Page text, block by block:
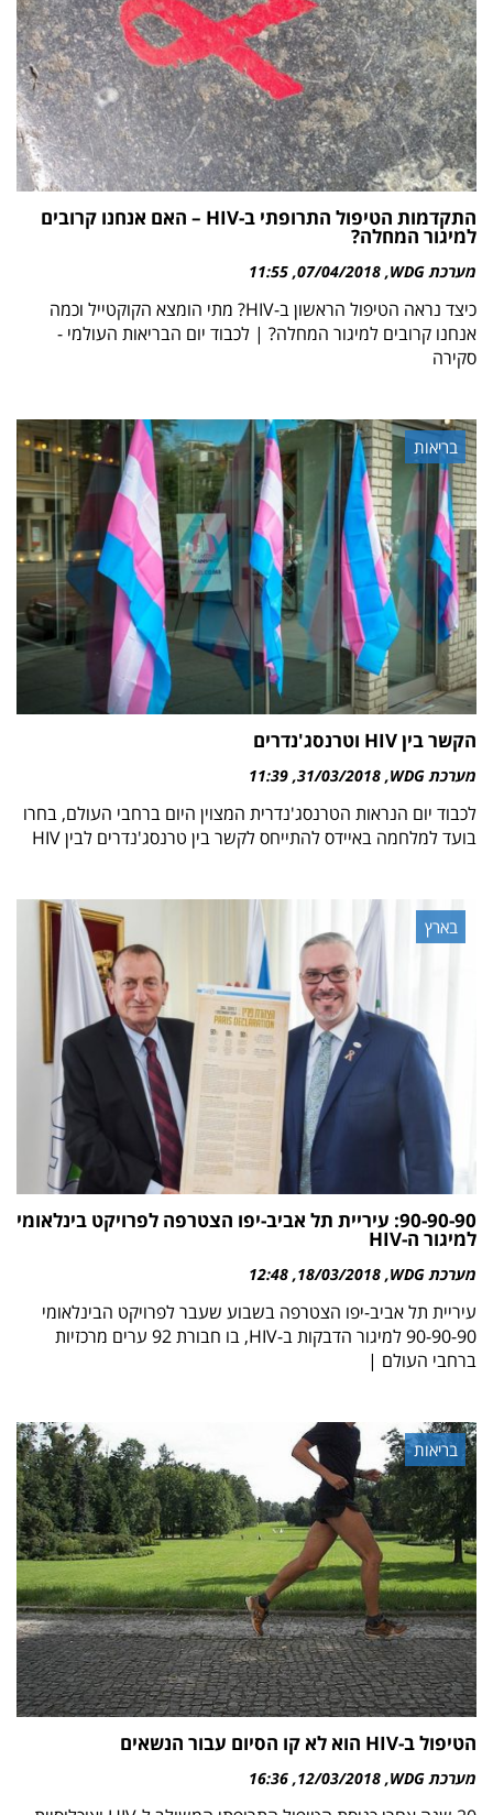
התקדמות הטיפול התרופתי ב-HIV – האם אנחנו קרובים
למיגור המחלה?
מערכת WDG 07/04/2018
11:55
כיצד נראה הטיפול הראשון ב-HIV? מתי הומצא הקוקטייל וכמה
אנחנו קרובים למיגור המחלה? | לכבוד יום הבריאות העולמי -
סקירה
בריאות
הקשר בין HIV וטרנסג'נדרים
מערכת WDG 31/03/2018
11:39
לכבוד יום הנראות הטרנסג'נדרית המצוין היום ברחבי העולם, בחרו
בועד למלחמה באיידס להתייחס לקשר בין טרנסג'נדרים לבין HIV
בארץ
90-90-90: עיריית תל אביב-יפו הצטרפה לפרויקט בינלאומי
למיגור ה-HIV
מערכת WDG 18/03/2018
12:48
עיריית תל אביב-יפו הצטרפה בשבוע שעבר לפרויקט הבינלאומי
90-90-90 למיגור הדבקות ב-HIV, בו חבורת 92 ערים מרכזיות
ברחבי העולם |
בריאות
הטיפול ב-HIV הוא לא קו הסיום עבור הנשאים
מערכת WDG 12/03/2018
16:36